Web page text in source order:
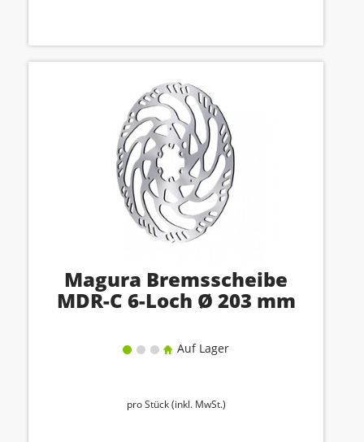
Magura Bremsscheibe
MDR-C 6-Loch Ø 203 mm
Auf Lager
pro Stück (inkl. MwSt.)